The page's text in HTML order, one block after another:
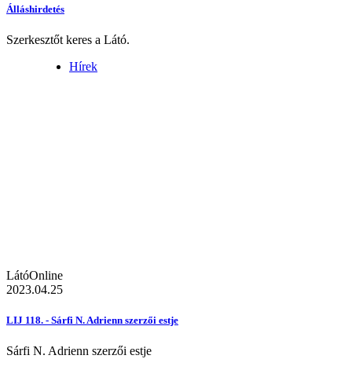
Álláshirdetés
Szerkesztőt keres a Látó.
Hírek
LátóOnline
2023.04.25
LIJ 118. - Sárfi N. Adrienn szerzői estje
Sárfi N. Adrienn szerzői estje